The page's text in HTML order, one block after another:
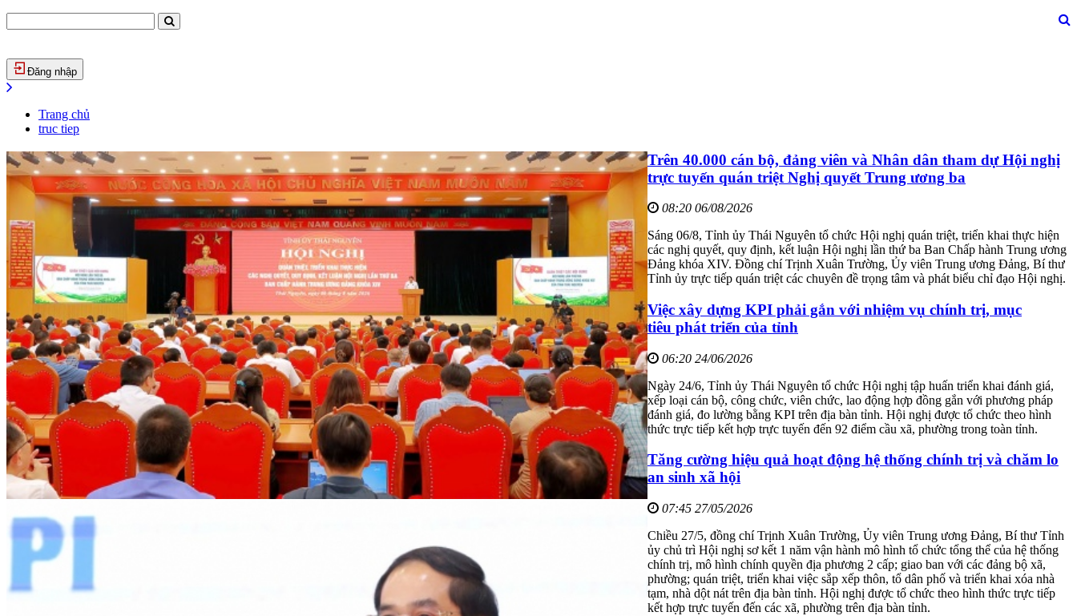
Đăng nhập
Trang chủ
truc tiep
Trên 40.000 cán bộ, đảng viên và Nhân dân tham dự Hội nghị
trực tuyến quán triệt Nghị quyết Trung ương ba
08:20 06/08/2026
Sáng 06/8, Tỉnh ủy Thái Nguyên tổ chức Hội nghị quán triệt, triển khai thực hiện
các nghị quyết, quy định, kết luận Hội nghị lần thứ ba Ban Chấp hành Trung ương
Đảng khóa XIV. Đồng chí Trịnh Xuân Trường, Ủy viên Trung ương Đảng, Bí thư
Tỉnh ủy trực tiếp quán triệt các chuyên đề trọng tâm và phát biểu chỉ đạo Hội nghị.
Việc xây dựng KPI phải gắn với nhiệm vụ chính trị, mục
tiêu phát triển của tỉnh
06:20 24/06/2026
Ngày 24/6, Tỉnh ủy Thái Nguyên tổ chức Hội nghị tập huấn triển khai đánh giá,
xếp loại cán bộ, công chức, viên chức, lao động hợp đồng gắn với phương pháp
đánh giá, đo lường bằng KPI trên địa bàn tỉnh. Hội nghị được tổ chức theo hình
thức trực tiếp kết hợp trực tuyến đến 92 điểm cầu xã, phường trong toàn tỉnh.
Tăng cường hiệu quả hoạt động hệ thống chính trị và chăm lo
an sinh xã hội
07:45 27/05/2026
Chiều 27/5, đồng chí Trịnh Xuân Trường, Ủy viên Trung ương Đảng, Bí thư Tỉnh
ủy chủ trì Hội nghị sơ kết 1 năm vận hành mô hình tổ chức tổng thể của hệ thống
chính trị, mô hình chính quyền địa phương 2 cấp; giao ban với các đảng bộ xã,
phường; quán triệt, triển khai việc sắp xếp thôn, tổ dân phố và triển khai xóa nhà
tạm, nhà dột nát trên địa bàn tỉnh. Hội nghị được tổ chức theo hình thức trực tiếp
kết hợp trực tuyến đến các xã, phường trên địa bàn tỉnh.